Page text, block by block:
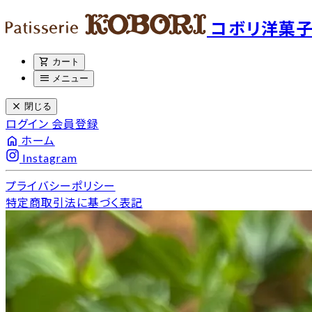
コボリ洋菓
shopping_cart カート
menu メニュー
close 閉じる
ログイン 会員登録
home ホーム
Instagram
プライバシーポリシー
特定商取引法に基づく表記